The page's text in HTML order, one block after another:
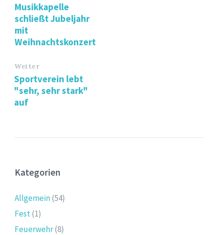
Musikkapelle
schließt Jubeljahr
mit
Weihnachtskonzert
Weiter
Sportverein lebt
"sehr, sehr stark"
auf
Kategorien
Allgemein(54)
Fest(1)
Feuerwehr(8)